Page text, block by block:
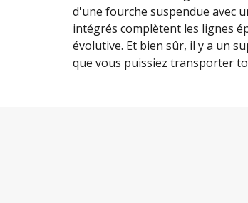
d'une fourche suspendue avec
intégrés complètent les lignes
évolutive. Et bien sûr, il y a un
que vous puissiez transporter